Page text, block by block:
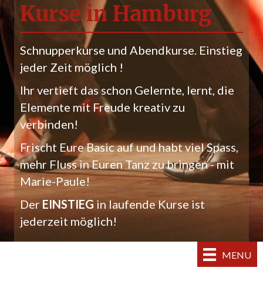
Kurse in Hamburg
Schnupperkurse und Abendkurse. Einstieg
jeder Zeit möglich !
Ihr vertieft das schon Gelernte, lernt, die
Elemente mit Freude kreativ zu
verbinden!
Frischt Eure Basic auf und habt viel Spass,
mehr Fluss in Euren Tanz zu bringen - mit
Marie-Paule!
DerEINSTIEG in laufende Kurse ist
jederzeit möglich!
MENU